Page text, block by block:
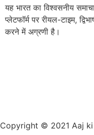
यह भारत का विश्वसनीय
प्लेटफॉर्म पर रीयल-टाइम,
करने में अग्रणी है।
Copyright © 2021 Aaj ki